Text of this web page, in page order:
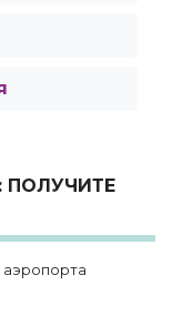
ПОЛУЧИТЕ